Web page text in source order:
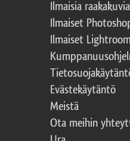
Ilmaisia
Ilmaiset
Ilmaiset
Evästekäytäntö
Meistä
Ota meihin